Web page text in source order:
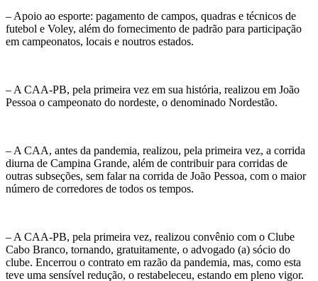
– Apoio ao esporte: pagamento de campos, quadras e técnicos de
futebol e Voley, além do fornecimento de padrão para participação
em campeonatos, locais e noutros estados.
– A CAA-PB, pela primeira vez em sua história, realizou em João
Pessoa o campeonato do nordeste, o denominado Nordestão.
– A CAA, antes da pandemia, realizou, pela primeira vez, a corrida
diurna de Campina Grande, além de contribuir para corridas de
outras subseções, sem falar na corrida de João Pessoa, com o maior
número de corredores de todos os tempos.
– A CAA-PB, pela primeira vez, realizou convênio com o Clube
Cabo Branco, tornando, gratuitamente, o advogado (a) sócio do
clube. Encerrou o contrato em razão da pandemia, mas, como esta
teve uma sensível redução, o restabeleceu, estando em pleno vigor.